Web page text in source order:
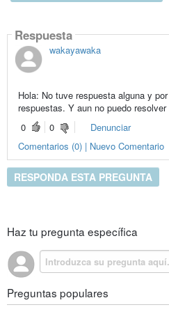
Respuesta
wakayawaka
Hola: No tuve respuesta alguna y
respuestas. Y aun no puedo
0
0
Denunciar
Comentarios (0) | Nuevo Comentario
RESPONDA ESTA PREGUNTA
Haz tu pregunta específica
Preguntas populares